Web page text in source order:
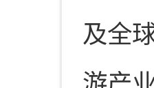
及全